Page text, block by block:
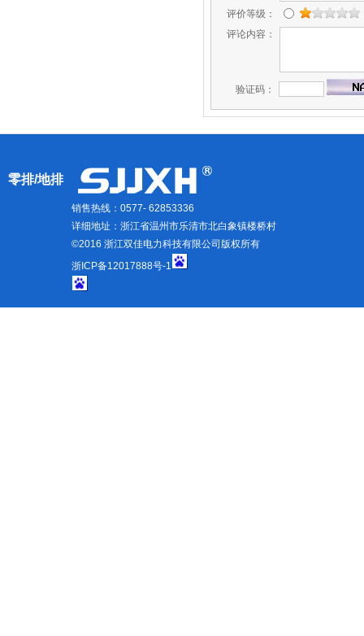
评价等级：
评论内容：
验证码：
零排/地排
销售热线：0577- 62853336
详细地址：浙江省温州市乐清市北白象镇楼桥村
©2016 浙江双佳电力科技有限公司版权所有
浙ICP备12017888号-1